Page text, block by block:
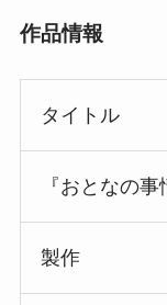
作品情報
タイトル
『おとなの
製作